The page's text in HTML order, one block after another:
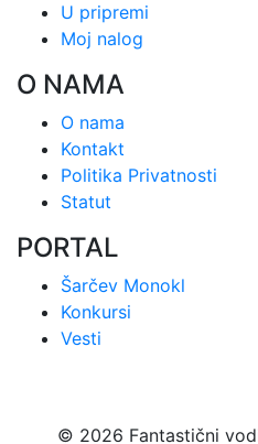
U pripremi
Moj nalog
O NAMA
O nama
Kontakt
Politika Privatnosti
Statut
PORTAL
Šarčev Monokl
Konkursi
Vesti
© 2026 Fantastični